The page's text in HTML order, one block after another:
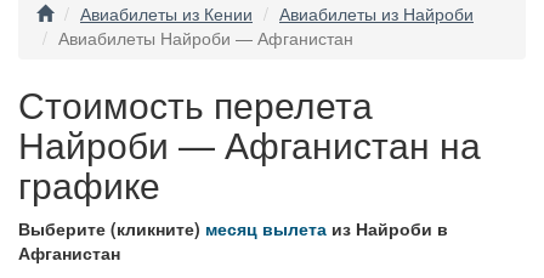
Авиабилеты из Кении
Авиабилеты из Найроби
Авиабилеты Найроби — Афганистан
Стоимость перелета
Найроби — Афганистан на
графике
Выберите (кликните) месяц вылета из Найроби в
Афганистан